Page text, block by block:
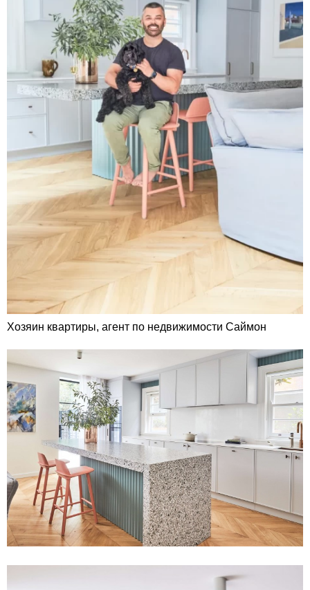
Хозяин квартиры, агент по недвижимости Саймон